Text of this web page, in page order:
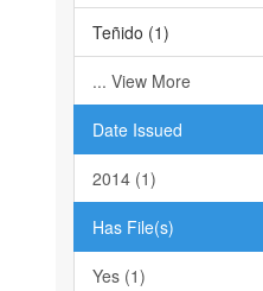
Teñido (1)
... View More
Date Issued
2014 (1)
Has File(s)
Yes (1)